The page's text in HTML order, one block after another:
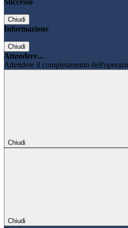
Successo
Chiudi
Informazione
Chiudi
Attendere...
Attendere il completamento
Chiudi
Chiudi